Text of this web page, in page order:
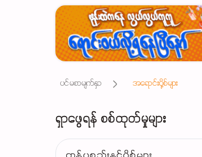
ပင်မစာမျက်နှာ အရောင်းပို့စ်များ
ရှာဖွေရန် စစ်ထုတ်မှုများ